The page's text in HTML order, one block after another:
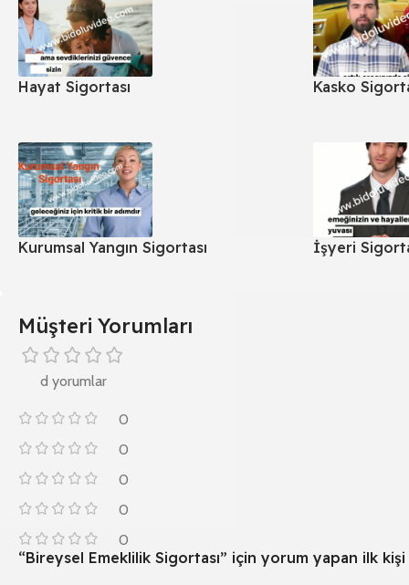
Hayat Sigortası Kasko
Kurumsal Yangın Sigortası İşyeri
Müşteri Yorumları
d yorumlar
0
0
0
0
0
“Bireysel Emeklilik Sigortası” için yorum yapan ilk